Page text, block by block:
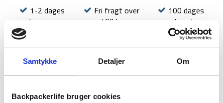
Samtykke Detaljer Om
Backpackerlife bruger cookies
Down
UL
antal
1-2 dages
levering
Fri fragt over
499 kr
100 dages
returret
BESKRIVELSE BRAND